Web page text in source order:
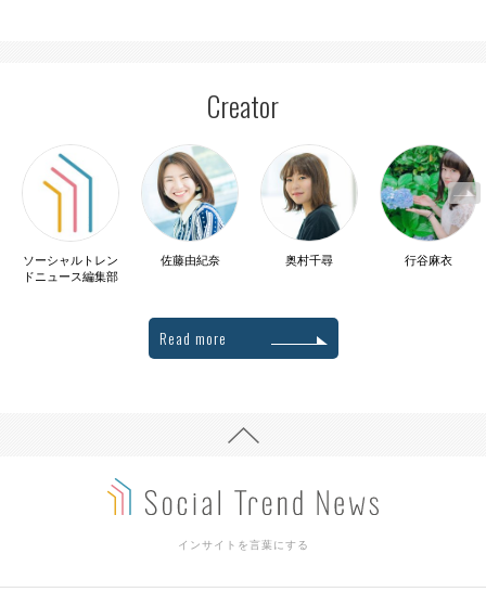
Creator
ソーシャルトレン
ドニュース編集部
佐藤由紀奈 奥村千尋 行谷麻衣
Read more
インサイトを言葉にする